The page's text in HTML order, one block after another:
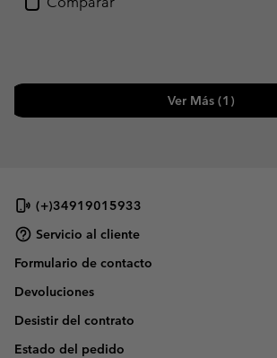
Ver Más (1)
(+)34919015933
Servicio al cliente
Formulario de contacto
Devoluciones
Desistir del contrato
Estado del pedido